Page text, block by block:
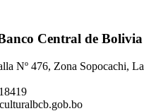
Central de Bolivia
Nº 476, Zona Sopocachi, La